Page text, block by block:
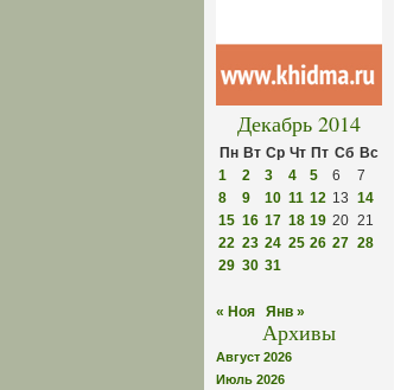
Декабрь 2014
Пн Вт Ср Чт Пт Сб Вс
1
2 3 4 5 6
7
8
9 10 11 12 13 14
15 16 17 18 19 20 21
22 23 24 25 26 27 28
29 30 31
« Ноя Янв »
Архивы
Август 2026
Июль 2026